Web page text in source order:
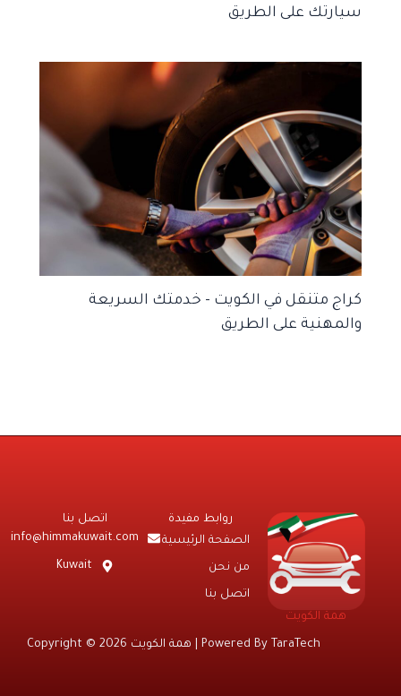
سيارتك على الطريق
كراج متنقل في الكويت – خدمتك السريعة
والمهنية على الطريق
همة الكويت
روابط مفيدة
الصفحة الرئيسية
من نحن
اتصل بنا
اتصل بنا
info@himmakuwait.com
Kuwait
Copyright © 2026 همة الكويت | Powered By TaraTech